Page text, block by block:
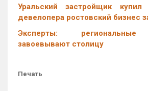
Уральский застройщик купил
девелопера ростовский бизнес
Эксперты: региональные
завоевывают столицу
Печать